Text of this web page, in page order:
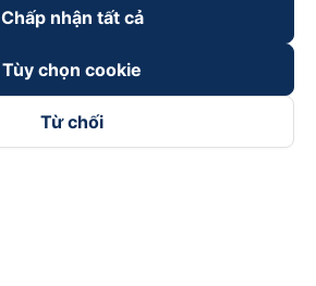
Chấp nhận tất cả
Tùy chọn cookie
Từ chối